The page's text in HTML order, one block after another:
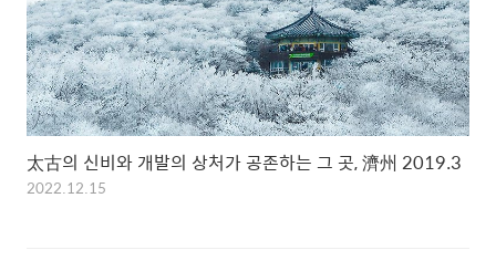
太古의 신비와 개발의 상처가 공존하는 그 곳, 濟州 2019.3
2022.12.15